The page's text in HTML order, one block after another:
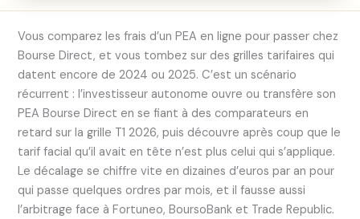
Vous comparez les frais d’un PEA en ligne pour passer chez
Bourse Direct, et vous tombez sur des grilles tarifaires qui
datent encore de 2024 ou 2025. C’est un scénario
récurrent : l’investisseur autonome ouvre ou transfère son
PEA Bourse Direct en se fiant à des comparateurs en
retard sur la grille T1 2026, puis découvre après coup que le
tarif facial qu’il avait en tête n’est plus celui qui s’applique.
Le décalage se chiffre vite en dizaines d’euros par an pour
qui passe quelques ordres par mois, et il fausse aussi
l’arbitrage face à Fortuneo, BoursoBank et Trade Republic.